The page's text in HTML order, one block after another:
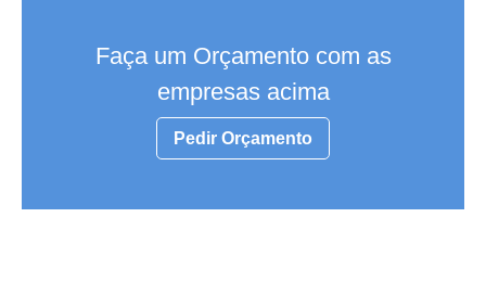
Faça um Orçamento com as
empresas acima
Pedir Orçamento